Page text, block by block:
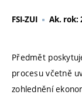
FSI-ZUI Ak. rok:
Předmět
procesu včetně
zohlednění